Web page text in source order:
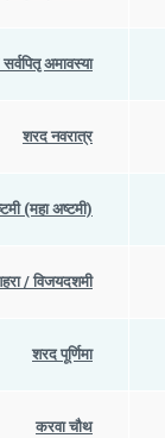
अमावस्या
शरद नवरात्र
(महा अष्टमी)
/ विजयदशमी
शरद पूर्णिमा
करवा चौथ